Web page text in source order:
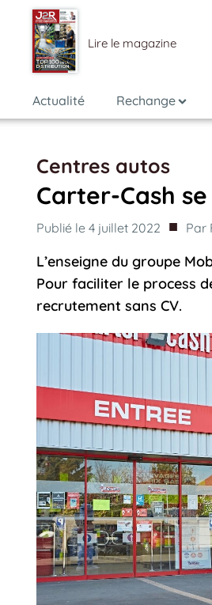
Lire le magazine
Actualité Rechange
Centres autos
Carter-Cash
Publié le 4 juillet 2022 ■ Par
L’enseigne du groupe
Pour faciliter le process
recrutement sans CV.